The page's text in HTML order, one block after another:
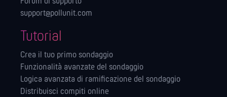
support@pollunit.com
Tutorial
Crea il tuo primo sondaggio
Funzionalità avanzate del sondaggio
Logica avanzata di ramificazione del sondaggio
Distribuisci compiti online